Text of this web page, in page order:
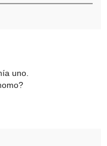
uno.